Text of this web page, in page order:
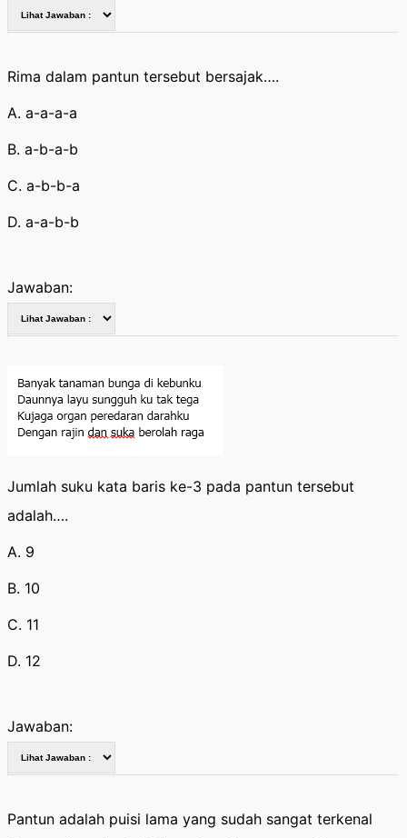
Rima dalam pantun tersebut bersajak….
A. a-a-a-a
B. a-b-a-b
C. a-b-b-a
D. a-a-b-b
Jawaban:
Jumlah suku kata baris ke-3 pada pantun tersebut
adalah….
A. 9
B. 10
C. 11
D. 12
Jawaban:
Pantun adalah puisi lama yang sudah sangat terkenal